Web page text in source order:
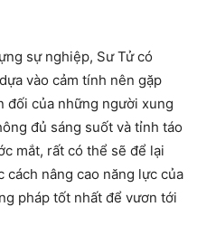
sự nghiệp, Sư Tử có
vào cảm tính nên gặp
đối của những người xung
đủ sáng suốt và tỉnh táo
mắt, rất có thể sẽ để lại
cách nâng cao năng lực của
pháp tốt nhất để vươn tới